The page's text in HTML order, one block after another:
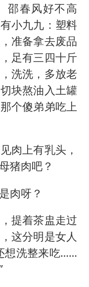
邵春风好不高
小九九：塑料
准备拿去废品
足有三四十斤
洗洗，多放老
块熬油入土罐
个傻弟弟吃上
肉上有乳头，
猪肉吧？
肉呀？
提着茶盅走过
这分明是女人
想洗整来吃……